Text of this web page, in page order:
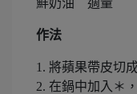
鮮奶油 適量
作法
1. 將蘋果帶皮切
2. 在鍋中加入＊